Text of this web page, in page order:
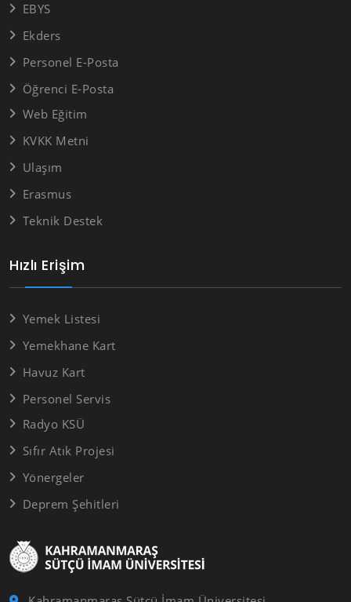
Hızlı Erişim
Yemek Listesi
Yemekhane Kart
Havuz Kart
Personel Servis
Radyo KSÜ
Sıfır Atık Projesi
Yönergeler
Deprem Şehitleri
EBYS
Ekders
Personel E-Posta
Öğrenci E-Posta
Web Eğitim
KVKK Metni
Ulaşım
Erasmus
Teknik Destek